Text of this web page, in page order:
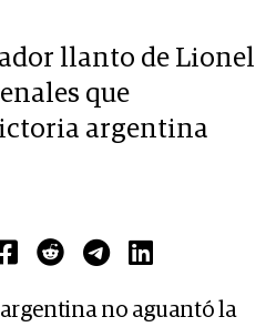
llanto de Lionel
que
argentina
no aguantó la